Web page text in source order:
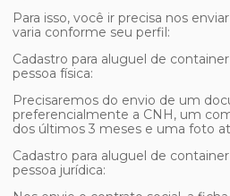
Para isso, você ir precisa nos
varia conforme seu perfil:
Cadastro para aluguel de
pessoa física:
Precisaremos do envio de um
preferencialmente a CNH, um
dos últimos 3 meses e uma foto
Cadastro para aluguel de
pessoa jurídica: